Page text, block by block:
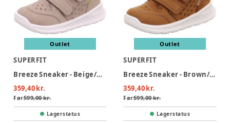
Outlet
SUPERFIT
Breeze Sneaker - Beige/Gul
359,40 kr.
Før599,00 kr.
Lagerstatus
Outlet
SUPERFIT
Breeze Sneaker - Brown/Yellow
359,40 kr.
Før599,00 kr.
Lagerstatus